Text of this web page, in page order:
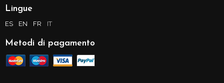
Lingue
ES EN FR IT
Metodi di pagamento